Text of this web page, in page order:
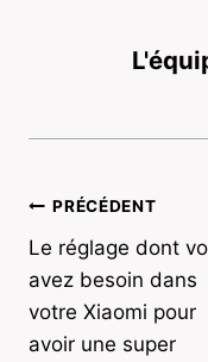
Navigation
de
l’article
PRÉCÉDENT
Le réglage dont
avez besoin dans
votre Xiaomi pour
avoir une super